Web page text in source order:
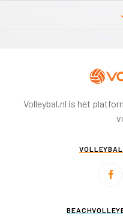
Volleybal.nl is hét
VOLLEYBAL